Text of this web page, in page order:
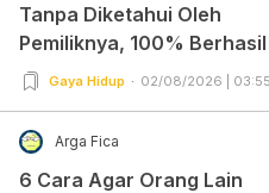
Tanpa Diketahui Oleh
Pemiliknya, 100%
Gaya Hidup 02/08/2026 | 03:55
Arga Fica
6 Cara Agar Orang Lain